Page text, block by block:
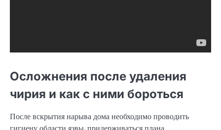
Осложнения после удаления
чирия и как с ними бороться
После вскрытия нарыва дома необходимо проводить